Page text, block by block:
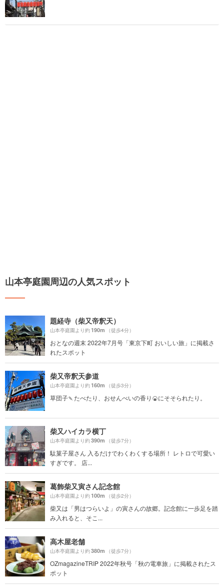
山本亭庭園周辺の人気スポット
題経寺（柴又帝釈天）
山本亭庭園より約190m （徒歩4分）
おとなの週末 2022年7月号「東京下町 おいしい旅」に掲載さ
れたスポット
柴又帝釈天参道
山本亭庭園より約160m （徒歩3分）
草団子🍡たべたり、おせんべいの香り🍘にそそられたり。
柴又ハイカラ横丁
山本亭庭園より約390m （徒歩7分）
駄菓子屋さん 入るだけでわくわくする場所！ レトロで可愛い
すぎです。 店...
葛飾柴又寅さん記念館
山本亭庭園より約100m （徒歩2分）
柴又は「男はつらいよ」の寅さんの故郷。記念館に一歩足を踏
み入れると、そこ...
高木屋老舗
山本亭庭園より約380m （徒歩7分）
OZmagazineTRIP 2022年秋号「秋の電車旅」に掲載されたス
ポット